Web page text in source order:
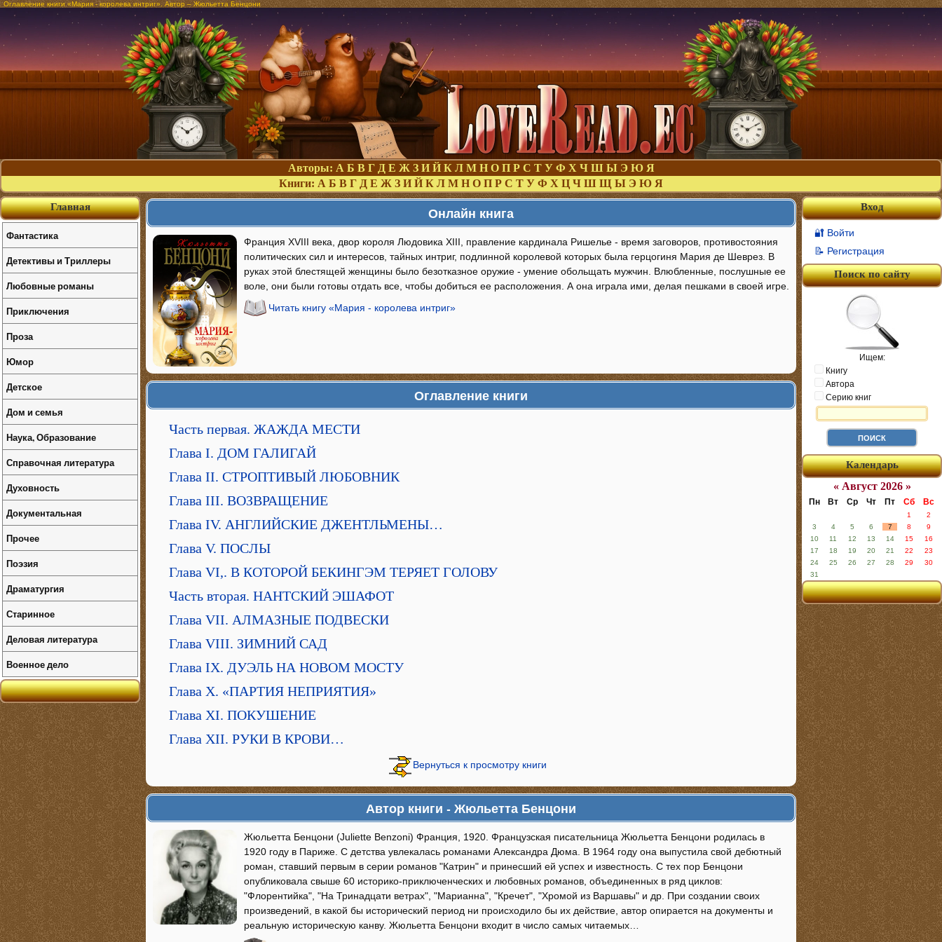
Оглавление книги «Мария - королева интриг». Автор – Жюльетта Бенцони
Авторы: А Б В Г Д Е Ж З И Й К Л М Н О П Р С Т У Ф Х Ч Ш Ы Э Ю Я
Книги: А Б В Г Д Е Ж З И Й К Л М Н О П Р С Т У Ф Х Ц Ч Ш Щ Ы Э Ю Я
Онлайн книга
Франция XVIII века, двор короля Людовика XIII, правление кардинала Ришелье - время заговоров, противостояния
политических сил и интересов, тайных интриг, подлинной королевой которых была герцогиня Мария де Шеврез. В
руках этой блестящей женщины было безотказное оружие - умение обольщать мужчин. Влюбленные, послушные ее
воле, они были готовы отдать все, чтобы добиться ее расположения. А она играла ими, делая пешками в своей игре.
Читать книгу «Мария - королева интриг»
Оглавление книги
Часть первая. ЖАЖДА МЕСТИ
Глава I. ДОМ ГАЛИГАЙ
Глава II. СТРОПТИВЫЙ ЛЮБОВНИК
Глава III. ВОЗВРАЩЕНИЕ
Глава IV. АНГЛИЙСКИЕ ДЖЕНТЛЬМЕНЫ…
Глава V. ПОСЛЫ
Глава VI,. В КОТОРОЙ БЕКИНГЭМ ТЕРЯЕТ ГОЛОВУ
Часть вторая. НАНТСКИЙ ЭШАФОТ
Глава VII. АЛМАЗНЫЕ ПОДВЕСКИ
Глава VIII. ЗИМНИЙ САД
Глава IX. ДУЭЛЬ НА НОВОМ МОСТУ
Глава X. «ПАРТИЯ НЕПРИЯТИЯ»
Глава XI. ПОКУШЕНИЕ
Глава XII. РУКИ В КРОВИ…
Вернуться к просмотру книги
Автор книги - Жюльетта Бенцони
Жюльетта Бенцони (Juliette Benzoni) Франция, 1920. Французская писательница Жюльетта Бенцони родилась в
1920 году в Париже. С детства увлекалась романами Александра Дюма. В 1964 году она выпустила свой дебютный
роман, ставший первым в серии романов "Катрин" и принесший ей успех и известность. С тех пор Бенцони
опубликовала свыше 60 историко-приключенческих и любовных романов, объединенных в ряд циклов:
"Флорентийка", "На Тринадцати ветрах", "Марианна", "Кречет", "Хромой из Варшавы" и др. При создании своих
произведений, в какой бы исторический период ни происходило бы их действие, автор опирается на документы и
реальную историческую канву. Жюльетта Бенцони входит в число самых читаемых…
Вход
🔐 Войти
📝 Регистрация
Поиск по сайту
Ищем:
Книгу
Автора
Серию книг
Календарь
« Август 2026 »
Пн Вт Ср Чт Пт Сб Вс
1
2
3
4 5 6 7 8
9
10
11 12 13 14 15
16
17
18 19 20 21 22
23
24
25 26 27 28 29
30
31
Главная
Фантастика
Детективы и Триллеры
Любовные романы
Приключения
Проза
Юмор
Детское
Дом и семья
Наука, Образование
Справочная литература
Духовность
Документальная
Прочее
Поэзия
Драматургия
Старинное
Деловая литература
Военное дело